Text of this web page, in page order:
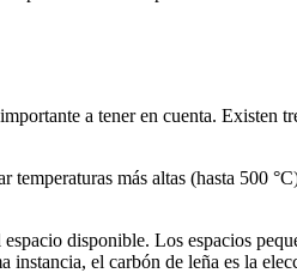
a tener en cuenta. Existen
más altas (hasta 500
disponible. Los espacios
instancia, el carbón de leña es la